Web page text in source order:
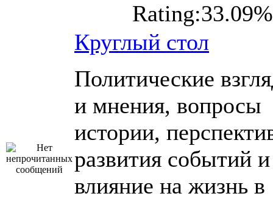
Rating:33.09%
Круглый стол
Политические
и мнения, вопросы
истории,
развития событий
влияние на жизнь в